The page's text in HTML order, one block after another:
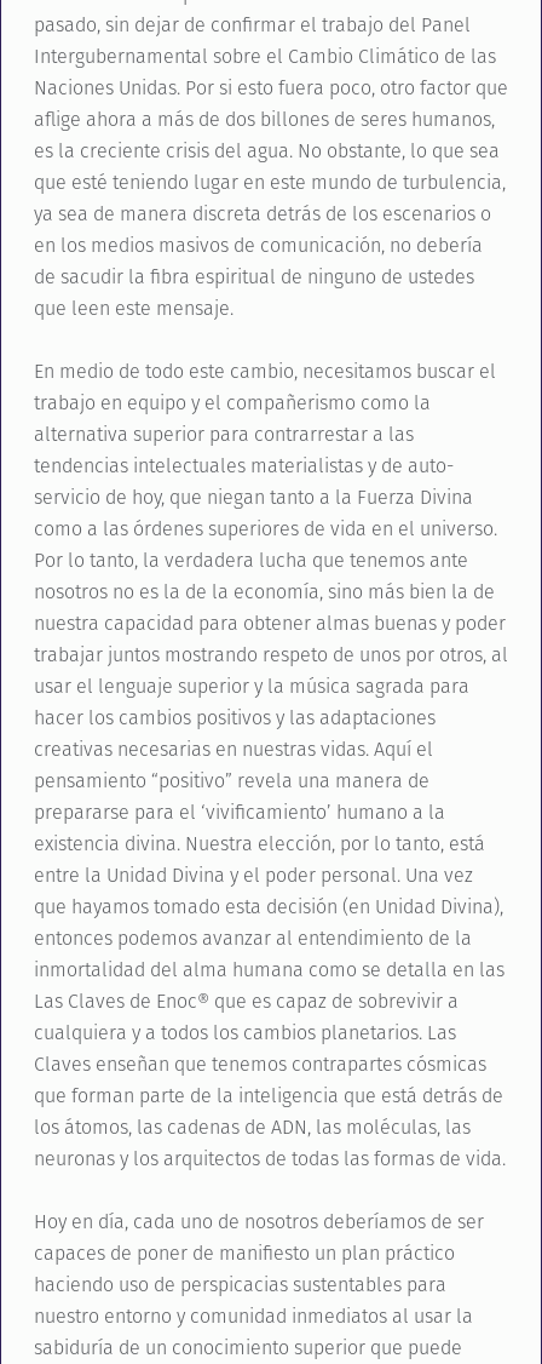
pasado, sin dejar de confirmar el trabajo del Panel
Intergubernamental sobre el Cambio Climático de las
Naciones Unidas. Por si esto fuera poco, otro factor que
aflige ahora a más de dos billones de seres humanos,
es la creciente crisis del agua. No obstante, lo que sea
que esté teniendo lugar en este mundo de turbulencia,
ya sea de manera discreta detrás de los escenarios o
en los medios masivos de comunicación, no debería
de sacudir la fibra espiritual de ninguno de ustedes
que leen este mensaje.
En medio de todo este cambio, necesitamos buscar el
trabajo en equipo y el compañerismo como la
alternativa superior para contrarrestar a las
tendencias intelectuales materialistas y de auto-
servicio de hoy, que niegan tanto a la Fuerza Divina
como a las órdenes superiores de vida en el universo.
Por lo tanto, la verdadera lucha que tenemos ante
nosotros no es la de la economía, sino más bien la de
nuestra capacidad para obtener almas buenas y poder
trabajar juntos mostrando respeto de unos por otros, al
usar el lenguaje superior y la música sagrada para
hacer los cambios positivos y las adaptaciones
creativas necesarias en nuestras vidas. Aquí el
pensamiento “positivo” revela una manera de
prepararse para el ‘vivificamiento’ humano a la
existencia divina. Nuestra elección, por lo tanto, está
entre la Unidad Divina y el poder personal. Una vez
que hayamos tomado esta decisión (en Unidad Divina),
entonces podemos avanzar al entendimiento de la
inmortalidad del alma humana como se detalla en las
Las Claves de Enoc® que es capaz de sobrevivir a
cualquiera y a todos los cambios planetarios. Las
Claves enseñan que tenemos contrapartes cósmicas
que forman parte de la inteligencia que está detrás de
los átomos, las cadenas de ADN, las moléculas, las
neuronas y los arquitectos de todas las formas de vida.
Hoy en día, cada uno de nosotros deberíamos de ser
capaces de poner de manifiesto un plan práctico
haciendo uso de perspicacias sustentables para
nuestro entorno y comunidad inmediatos al usar la
sabiduría de un conocimiento superior que puede